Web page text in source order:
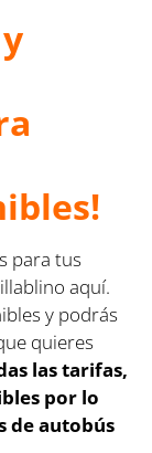
para tus
aquí.
y podrás
quieres
las tarifas,
por lo
de autobús